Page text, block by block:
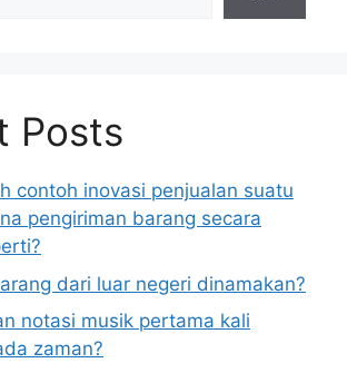
Posts
contoh inovasi penjualan suatu
pengiriman barang secara
dari luar negeri dinamakan?
notasi musik pertama kali
zaman?